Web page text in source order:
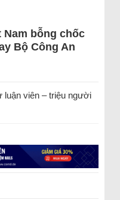
Nam bỗng chốc
Bộ Công An
luận viên – triệu người